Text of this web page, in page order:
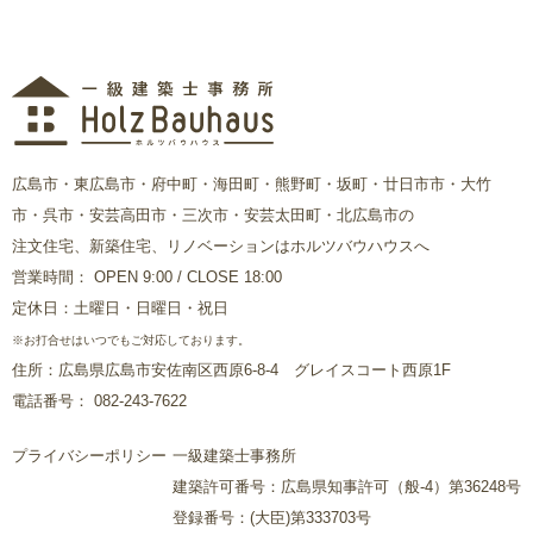
広島市・東広島市・府中町・海田町・熊野町・坂町・廿日市市・大竹
市・呉市・安芸高田市・三次市・安芸太田町・北広島市の
注文住宅、新築住宅、リノベーションはホルツバウハウスへ
営業時間： OPEN 9:00 / CLOSE 18:00
定休日：土曜日・日曜日・祝日
※お打合せはいつでもご対応しております。
住所：広島県広島市安佐南区西原6-8-4 グレイスコート西原1F
電話番号： 082-243-7622
プライバシーポリシー 一級建築士事務所
建築許可番号：広島県知事許可（般-4）第36248号
登録番号：(大臣)第333703号